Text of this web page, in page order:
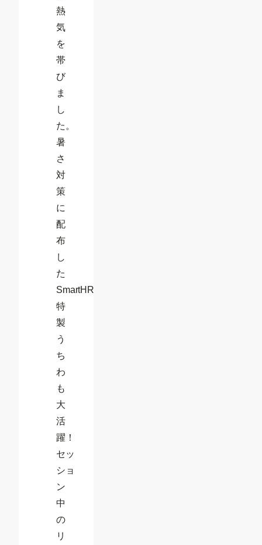
熱
気
を
帯
び
ま
し
た。
暑
さ
対
策
に
配
布
し
た
SmartHR
特
製
う
ち
わ
も
大
活
躍！
セッ
ショ
ン
中
の
リ